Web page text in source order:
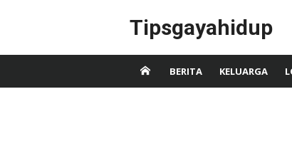
Tipsgayahidup
BERITA KELUARGA